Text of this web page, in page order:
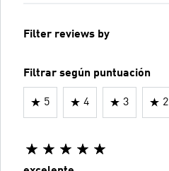
Filter reviews by
Filtrar según puntuación
5 4 3 2